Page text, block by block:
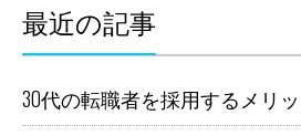
最近の記事
30代の転職者を採用するメリ